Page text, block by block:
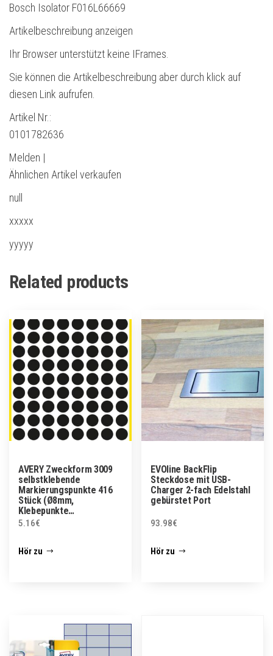
Bosch Isolator F016L66669
Artikelbeschreibung anzeigen
Ihr Browser unterstützt keine IFrames.
Sie können die Artikelbeschreibung aber durch klick auf
diesen Link aufrufen.
Artikel Nr.:
0101782636
Melden |
Ähnlichen Artikel verkaufen
null
xxxxx
yyyyy
Related products
AVERY Zweckform 3009
selbstklebende
Markierungspunkte 416
Stück (Ø8mm,
Klebepunkte…
5.16€
Hör zu
EVOline BackFlip
Steckdose mit USB-
Charger 2-fach Edelstahl
gebürstet Port
93.98€
Hör zu